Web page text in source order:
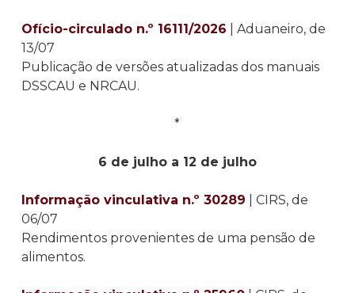
Ofício-circulado n.º 16111/2026 | Aduaneiro, de
13/07
Publicação de versões atualizadas dos manuais
DSSCAU e NRCAU.
*
6 de julho a 12 de julho
Informação vinculativa n.º 30289 | CIRS, de
06/07
Rendimentos provenientes de uma pensão de
alimentos.